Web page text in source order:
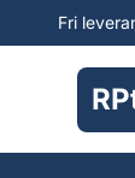
Fri